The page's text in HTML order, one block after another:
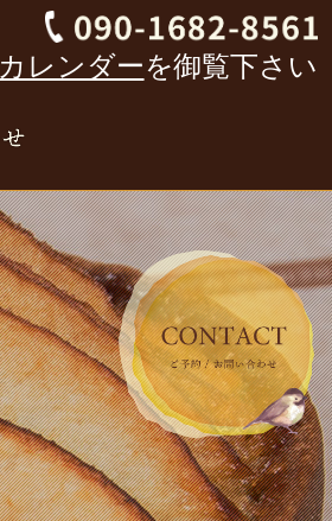
カレンダーを御覧下さい